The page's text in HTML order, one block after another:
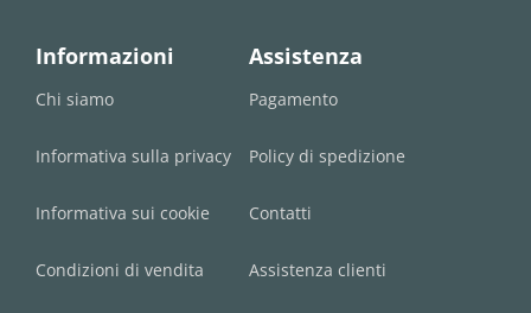
Informazioni
Chi siamo
Informativa sulla privacy
Informativa sui cookie
Condizioni di vendita
Assistenza
Pagamento
Policy di spedizione
Contatti
Assistenza clienti